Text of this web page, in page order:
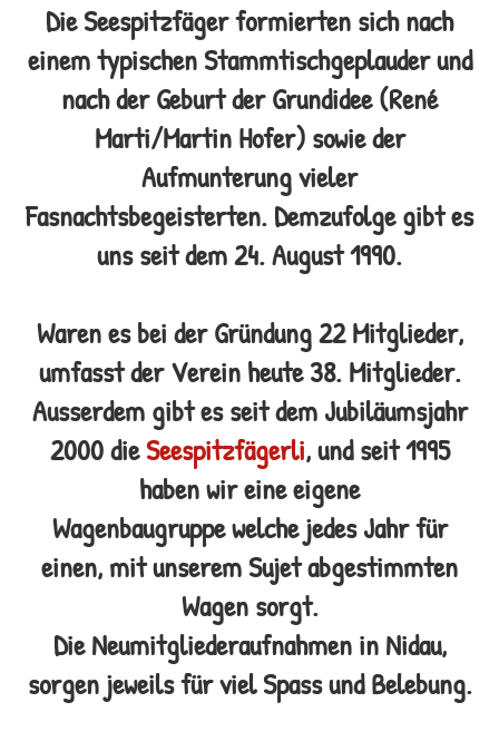
Die Seespitzfäger formierten sich nach
einem typischen Stammtischgeplauder und
nach der Geburt der Grundidee (René
Marti/Martin Hofer) sowie der
Aufmunterung vieler
Fasnachtsbegeisterten. Demzufolge gibt es
uns seit dem 24. August 1990.
Waren es bei der Gründung 22 Mitglieder,
umfasst der Verein heute 38. Mitglieder.
Ausserdem gibt es seit dem Jubiläumsjahr
2000 dieSeespitzfägerli, und seit 1995
haben wir eine eigene
Wagenbaugruppewelche jedes Jahr für
einen, mit unserem Sujet abgestimmten
Wagen sorgt.
Die Neumitgliederaufnahmen in Nidau,
sorgen jeweils für viel Spass und Belebung.